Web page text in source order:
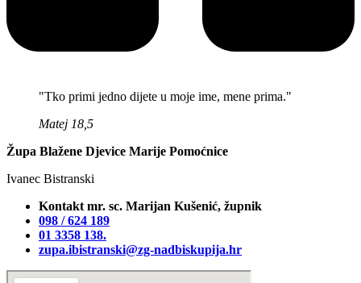
"Tko primi jedno dijete u moje ime, mene prima."
Matej 18,5
Župa Blažene Djevice Marije Pomoćnice
Ivanec Bistranski
Kontakt mr. sc. Marijan Kušenić, župnik
098 / 624 189
01 3358 138‬.
zupa.ibistranski@zg-nadbiskupija.hr